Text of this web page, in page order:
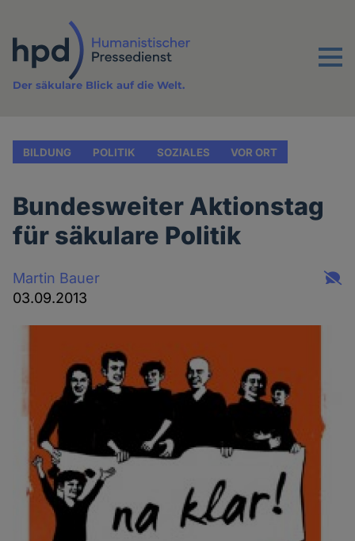
Inhalt
Menu
Der säkulare Blick auf die Welt.
BILDUNG POLITIK SOZIALES VOR ORT
Bundesweiter Aktionstag
für säkulare Politik
Martin Bauer
03.09.2013